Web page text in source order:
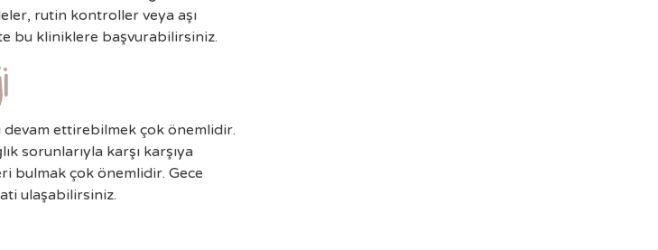
rutin kontroller veya aşı
bu kliniklere başvurabilirsiniz.
devam ettirebilmek çok önemlidir.
sorunlarıyla karşı karşıya
bulmak çok önemlidir. Gece
ulaşabilirsiniz.